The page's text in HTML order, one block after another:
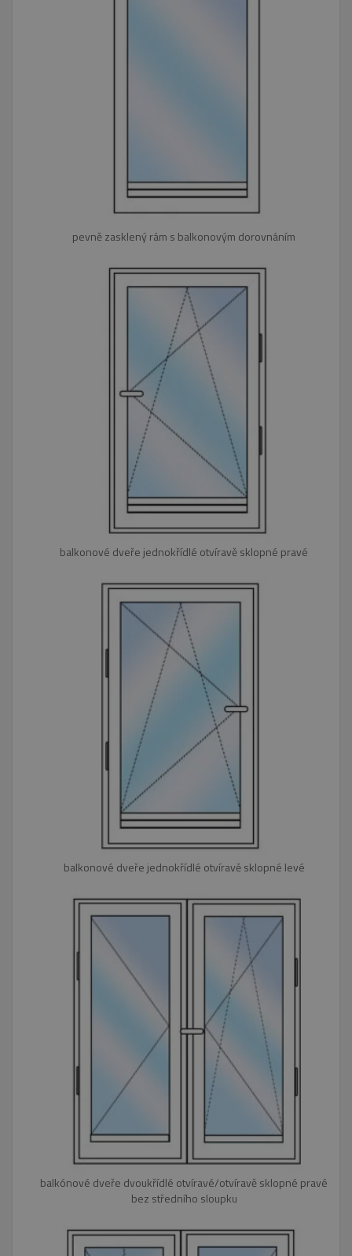
pevně zasklený rám s balkonovým dorovnáním
balkonové dveře jednokřídlé otvíravě sklopné pravé
balkonové dveře jednokřídlé otvíravě sklopné levé
balkónové dveře dvoukřídlé otvíravé/otvíravě sklopné pravé
bez středního sloupku